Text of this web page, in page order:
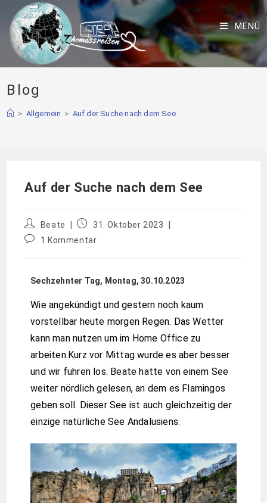
MENÜ
Blog
> Allgemein > Auf der Suche nach dem See
Auf der Suche nach dem See
Beate
31. Oktober 2023
1 Kommentar
Sechzehnter Tag, Montag, 30.10.2023
Wie angekündigt und gestern noch kaum
vorstellbar heute morgen Regen. Das Wetter
kann man nutzen um im Home Office zu
arbeiten.Kurz vor Mittag wurde es aber besser
und wir fuhren los. Beate hatte von einem See
weiter nördlich gelesen, an dem es Flamingos
geben soll. Dieser See ist auch gleichzeitig der
einzige natürliche See Andalusiens.